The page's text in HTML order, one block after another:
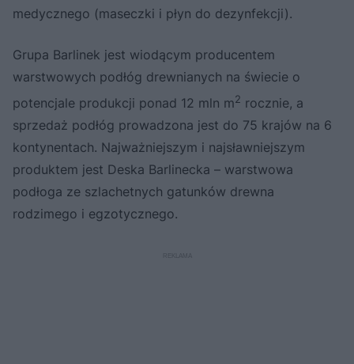
medycznego (maseczki i płyn do dezynfekcji).
Grupa Barlinek jest wiodącym producentem
warstwowych podłóg drewnianych na świecie o
potencjale produkcji ponad 12 mln m2 rocznie, a
sprzedaż podłóg prowadzona jest do 75 krajów na 6
kontynentach. Najważniejszym i najsławniejszym
produktem jest Deska Barlinecka – warstwowa
podłoga ze szlachetnych gatunków drewna
rodzimego i egzotycznego.